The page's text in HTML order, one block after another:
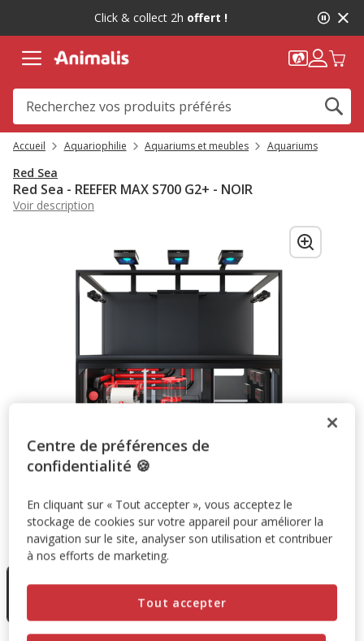
message,
Click & collect 2h offert !
Accueil Aquariophilie Aquariums et meubles Aquariums
Red Sea
Red Sea - REEFER MAX S700 G2+ - NOIR
Voir description
Taille:NOIR
En rupture
Centre de préférences de
confidentialité 🍪
En cliquant sur « Tout accepter », vous acceptez le
stockage de cookies sur votre appareil pour améliorer la
navigation sur le site, analyser son utilisation et contribuer
à nos efforts de marketing.
Tout accepter